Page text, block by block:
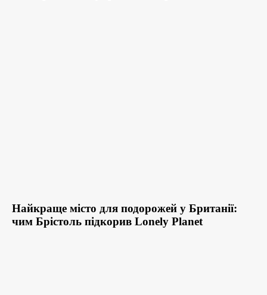
Найкраще місто для подорожей у Британії:
чим Брістоль підкорив Lonely Planet